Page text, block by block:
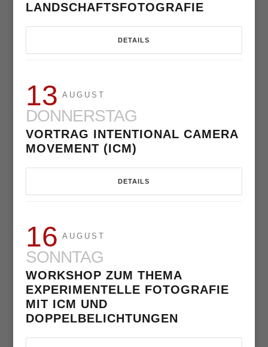
LANDSCHAFTSFOTOGRAFIE
DETAILS
13 AUGUST
DONNERSTAG
VORTRAG INTENTIONAL CAMERA
MOVEMENT (ICM)
DETAILS
16 AUGUST
SONNTAG
WORKSHOP ZUM THEMA
EXPERIMENTELLE FOTOGRAFIE
MIT ICM UND
DOPPELBELICHTUNGEN